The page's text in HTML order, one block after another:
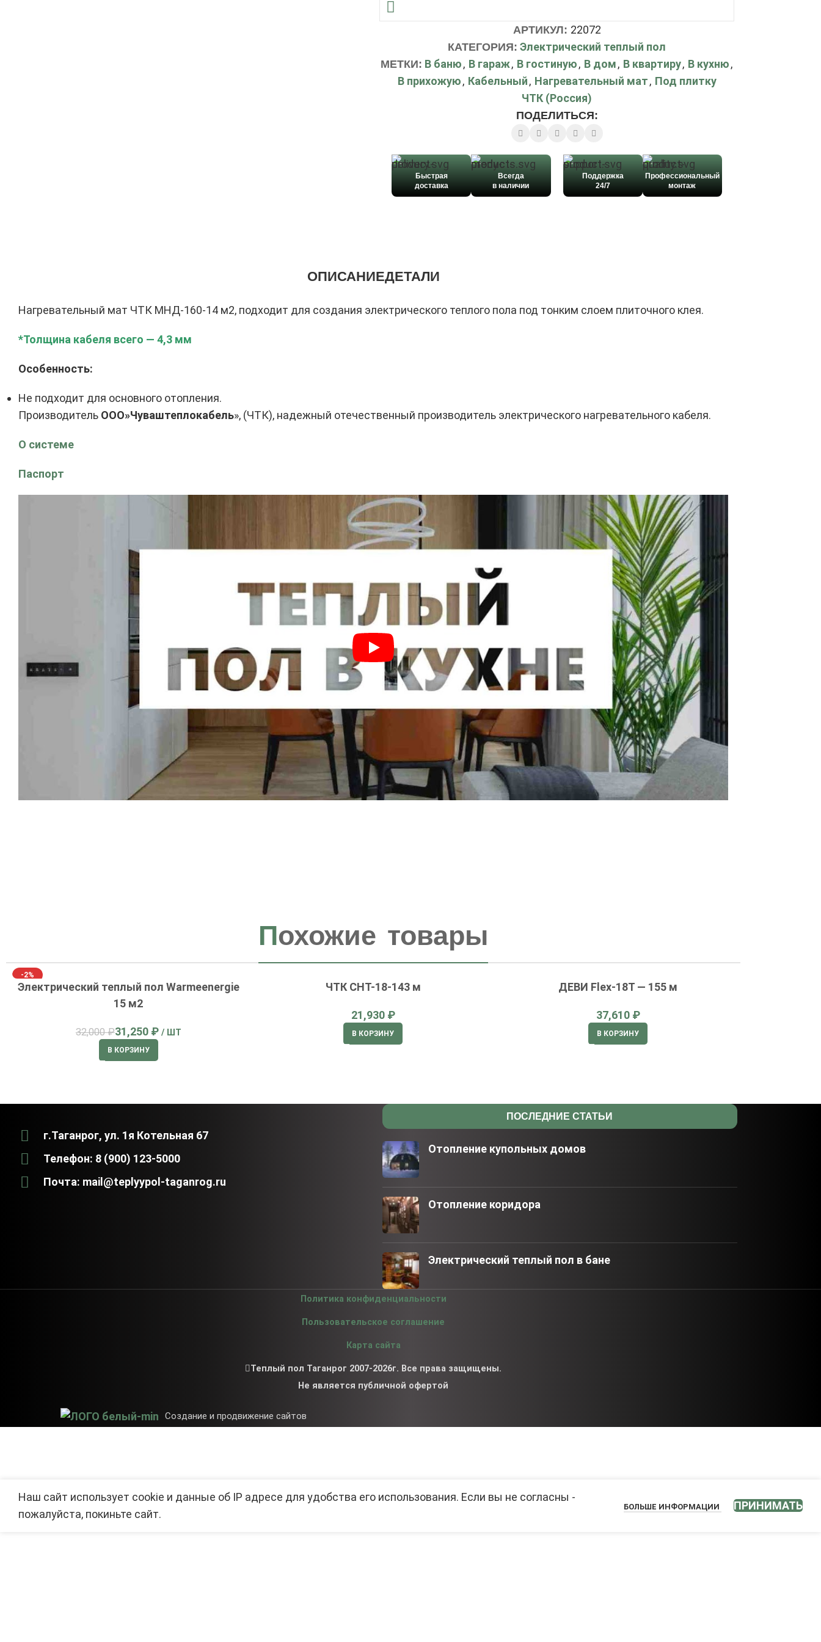
АРТИКУЛ: 22072
КАТЕГОРИЯ: Электрический теплый пол
МЕТКИ: В баню, В гараж, В гостиную, В дом, В квартиру, В кухню,
В прихожую, Кабельный, Нагревательный мат, Под плитку
ЧТК (Россия)
ПОДЕЛИТЬСЯ:
Быстрая
доставка
Всегда
в наличии
Поддержка
24/7
Профессиональный
монтаж
ОПИСАНИЕДЕТАЛИ
Нагревательный мат ЧТК МНД-160-14 м2, подходит для создания электрического теплого пола под тонким слоем плиточного клея.
*Толщина кабеля всего — 4,3 мм
Особенность:
Не подходит для основного отопления.
Производитель ООО»Чуваштеплокабель», (ЧТК), надежный отечественный производитель электрического нагревательного кабеля.
О системе
Паспорт
Похожие товары
-2%
Электрический теплый пол Warmeenergie
15 м2
32,000₽31,250 ₽
В КОРЗИНУ
ЧТК СНТ-18-143 м
₽
В КОРЗИНУ
ДЕВИ Flex-18T — 155 м
₽
В КОРЗИНУ
г.Таганрог, ул. 1я Котельная 67
Телефон: 8 (900) 123-5000
Почта: mail@teplyypol-taganrog.ru
ПОСЛЕДНИЕ СТАТЬИ
Отопление купольных домов
Отопление коридора
Электрический теплый пол в бане
Политика конфиденциальности
Пользовательское соглашение
Карта сайта
Теплый пол Таганрог 2007-2026г. Все права защищены.
Не является публичной офертой
Создание и продвижение сайтов
Наш сайт использует cookie и данные об IP адресе для удобства его использования. Если вы не согласны -
пожалуйста, покиньте сайт.
БОЛЬШЕ ИНФОРМАЦИИ ПРИНИМАТЬ